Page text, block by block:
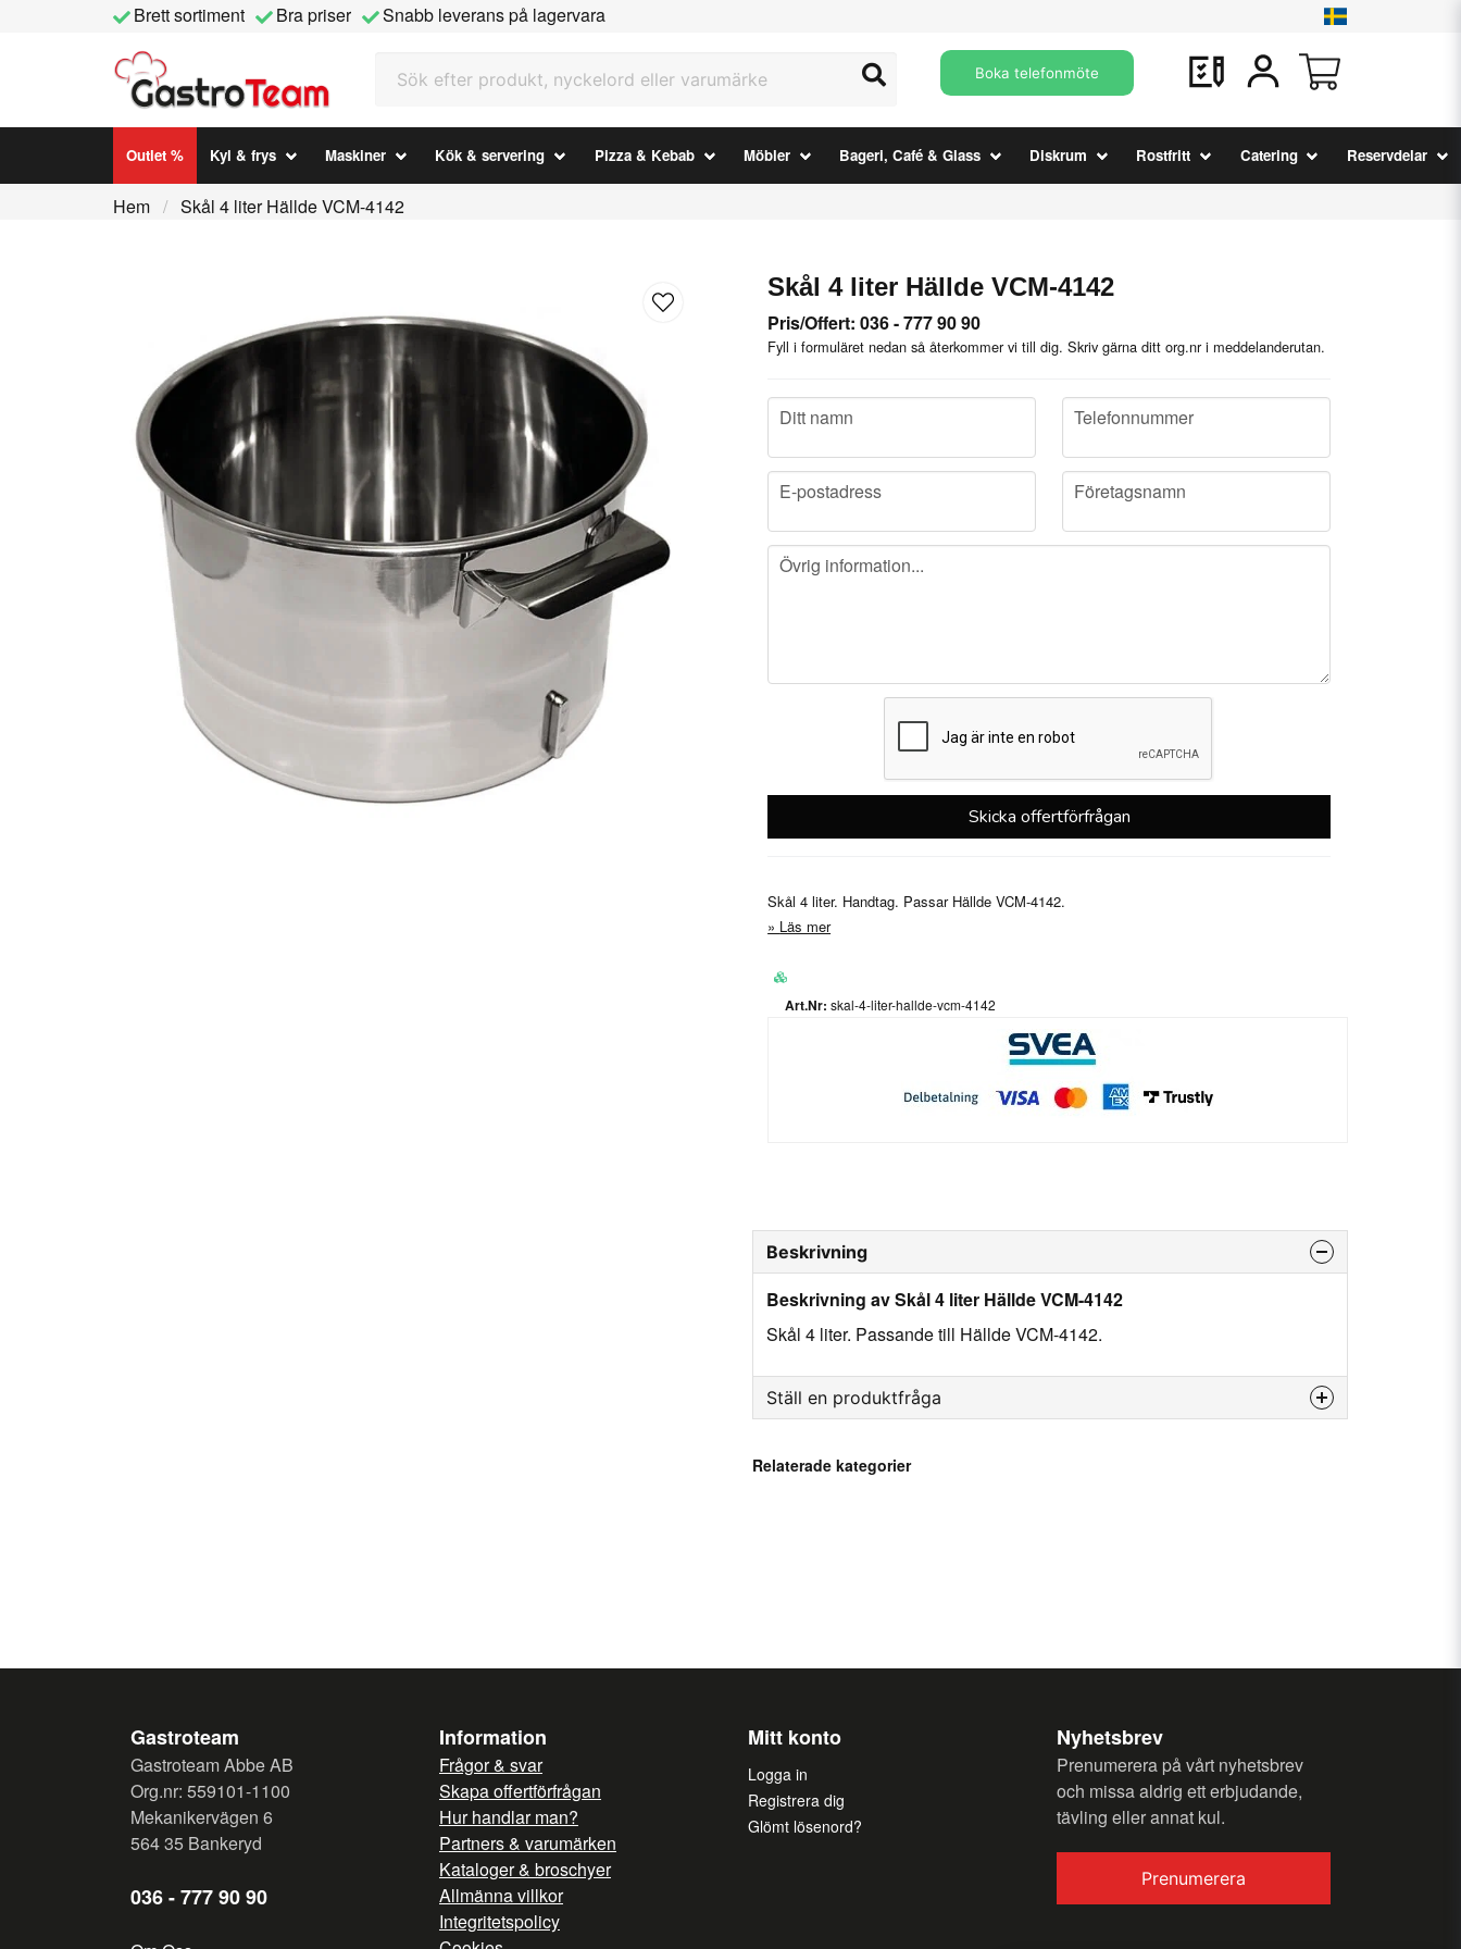
Brett sortiment Bra priser
Snabb leverans på lagervara
Boka telefonmöte
Outlet % Kyl & frys Maskiner Kök & servering Pizza & Kebab Möbler Bageri, Café & Glass Diskrum Rostfritt Catering Reservdelar
Hem Skål 4 liter Hällde VCM-4142
Skål 4 liter Hällde VCM-4142
Pris/Offert: 036 - 777 90 90
Fyll i formuläret nedan så återkommer vi till dig. Skriv gärna ditt org.nr i meddelanderutan.
name
Ditt namn
email
E-postadress
phone
Telefonnummer
company
Företagsnamn
message
Övrig information...
Skicka offertförfrågan
Skål 4 liter. Handtag. Passar Hällde VCM-4142.
Läs mer
skal-4-liter-hallde-vcm-4142
Beskrivning
Beskrivning av Skål 4 liter Hällde VCM-4142
Skål 4 liter. Passande till Hällde VCM-4142.
Ställ en produktfråga
Fråga oss något om denna produkten...
Ja, ni får publicera min fråga
Relaterade kategorier
Gastroteam
Gastroteam Abbe AB
Org.nr: 559101-1100
Mekanikervägen 6
564 35 Bankeryd
036 - 777 90 90
Information
Frågor & svar
Skapa offertförfrågan
Hur handlar man?
Partners & varumärken
Kataloger & broschyer
Allmänna villkor
Integritetspolicy
Mitt konto
Logga in
Registrera dig
Glömt lösenord?
Nyhetsbrev
Prenumerera på vårt nyhetsbrev
och missa aldrig ett erbjudande,
tävling eller annat kul.
Prenumerera